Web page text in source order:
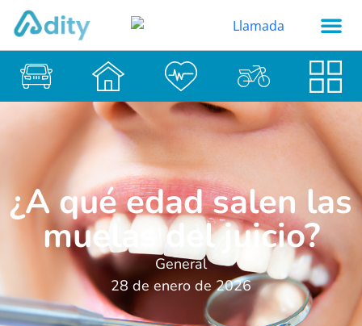
¿A qué edad salen las
muelas del juicio?
General
28 de enero de 2026